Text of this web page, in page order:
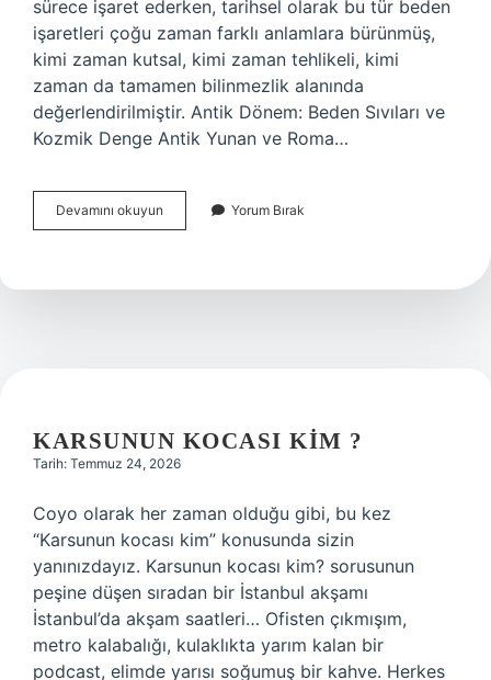
sürece işaret ederken, tarihsel olarak bu tür beden
işaretleri çoğu zaman farklı anlamlara bürünmüş,
kimi zaman kutsal, kimi zaman tehlikeli, kimi
zaman da tamamen bilinmezlik alanında
değerlendirilmiştir. Antik Dönem: Beden Sıvıları ve
Kozmik Denge Antik Yunan ve Roma…
Devamını okuyun Bebeğin
ilk
neresinde
Yorum Bırak
KARSUNUN KOCASI KIM ?
Tarih: Temmuz 24, 2026
Coyo olarak her zaman olduğu gibi, bu kez
“Karsunun kocası kim” konusunda sizin
yanınızdayız. Karsunun kocası kim? sorusunun
peşine düşen sıradan bir İstanbul akşamı
İstanbul’da akşam saatleri… Ofisten çıkmışım,
metro kalabalığı, kulaklıkta yarım kalan bir
podcast, elimde yarısı soğumuş bir kahve. Herkes